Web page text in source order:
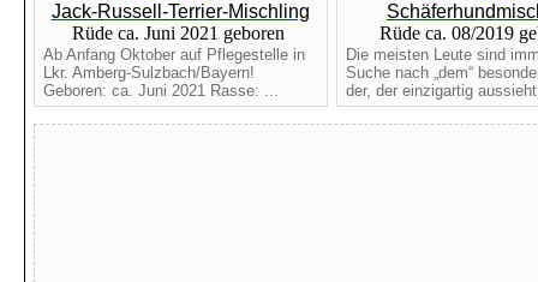
Jack-Russell-Terrier-Mischling
Rüde ca. Juni 2021 geboren
Ab Anfang Oktober auf Pflegestelle in
Lkr. Amberg-Sulzbach/Bayern!
Geboren: ca. Juni 2021 Rasse: ...
Rüde ca. 08/2019
Die meisten Leute sind
Suche nach „dem“
der, der einzigartig